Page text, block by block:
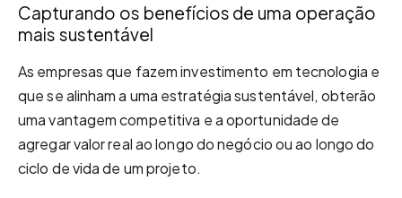
Capturando os benefícios de uma operação
mais sustentável
As empresas que fazem investimento em tecnologia e
que se alinham a uma estratégia sustentável, obterão
uma vantagem competitiva e a oportunidade de
agregar valor real ao longo do negócio ou ao longo do
ciclo de vida de um projeto.